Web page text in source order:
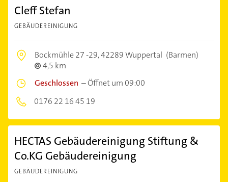
Cleff Stefan
GEBÄUDEREINIGUNG
Bockmühle 27 -29,42289 Wuppertal (Barmen)
4,5 km
Geschlossen –Öffnet um 09:00
0176 22 16 45 19
HECTAS Gebäudereinigung Stiftung &
Co.KG Gebäudereinigung
GEBÄUDEREINIGUNG